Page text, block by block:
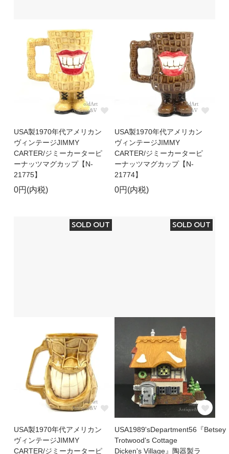
USA製1970年代アメリカン
ヴィンテージJIMMY
CARTER/ジミーカーターピ
ーナッツマグカップ【N-
21775】
0円(内税)
USA製1970年代アメリカン
ヴィンテージJIMMY
CARTER/ジミーカーターピ
ーナッツマグカップ【N-
21774】
0円(内税)
SOLD OUT
USA製1970年代アメリカン
ヴィンテージJIMMY
CARTER/ジミーカーターピ
SOLD OUT
USA1989'sDepartment56『Betsey
Trotwood's Cottage
Dicken's Village』陶器製ラ